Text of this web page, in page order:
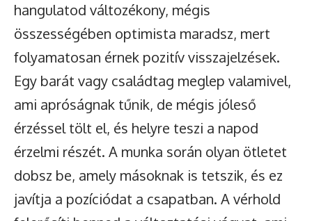
hangulatod változékony, mégis
összességében optimista maradsz, mert
folyamatosan érnek pozitív visszajelzések.
Egy barát vagy családtag meglep valamivel,
ami apróságnak tűnik, de mégis jóleső
érzéssel tölt el, és helyre teszi a napod
érzelmi részét. A munka során olyan ötletet
dobsz be, amely másoknak is tetszik, és ez
javítja a pozíciódat a csapatban. A vérhold